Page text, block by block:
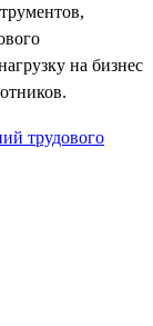
на бизнес
трудового